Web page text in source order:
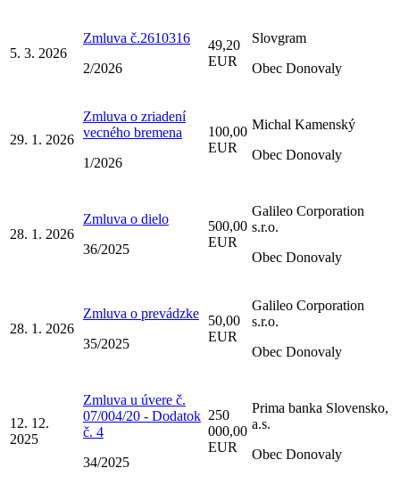
5. 3. 2026
Zmluva č.2610316
2/2026
49,20
EUR
Slovgram
Obec Donovaly
29. 1. 2026
Zmluva o zriadení
vecného bremena
1/2026
100,00
EUR
Michal Kamenský
Obec Donovaly
28. 1. 2026
Zmluva o dielo
36/2025
500,00
EUR
Galileo Corporation
s.r.o.
Obec Donovaly
28. 1. 2026
Zmluva o prevádzke
35/2025
50,00
EUR
Galileo Corporation
s.r.o.
Obec Donovaly
12. 12.
2025
Zmluva u úvere č.
07/004/20 - Dodatok
č. 4
34/2025
250
000,00
EUR
Prima banka Slovensko,
a.s.
Obec Donovaly